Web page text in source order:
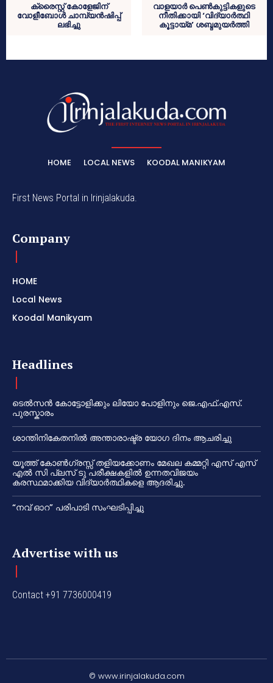
ക്രൈസ്റ്റ് കോളേജിന്
വോളീബോള്‍ ചാമ്പ്യന്‍ഷിപ്പ്
ലഭിച്ചു
വാളയാര്‍ പെണ്‍കുട്ടികളുടെ
നീതിക്കായി ‘വിദ്യാര്‍ത്ഥി
കൂട്ടായ്മ’ ശബ്ദമുയര്‍ത്തി
HOME LOCAL NEWS KOODAL MANIKYAM
First News Portal in Irinjalakuda.
Company
HOME
Local News
Koodal Manikyam
Headlines
ടെൽസൻ കോട്ടോളിക്കും ലിയോ പോളിനും ജെ.എഫ്.എസ്.
പുരസ്കാരം
ശാന്തിനികേതനിൽ അന്താരാഷ്ട്ര യോഗ ദിനം ആചരിച്ചു
യൂത്ത് കോൺഗ്രസ്സ് തളിയക്കോണം മേഖല കമ്മറ്റി എസ് എസ്
എൽ സി പ്ലസ് ടു പരീക്ഷകളിൽ ഉന്നതവിജയം
കരസ്ഥമാക്കിയ വിദ്യാർത്ഥികളെ ആദരിച്ചു.
“നവ് ഓറ” പരിപാടി സംഘടിപ്പിച്ചു
Advertise with us
Contact +91 7736000419
© www.irinjalakuda.com